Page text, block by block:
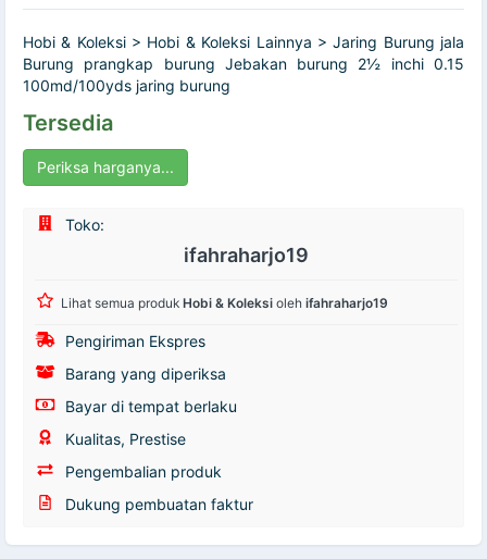
Hobi & Koleksi > Hobi & Koleksi Lainnya > Jaring Burung jala
Burung prangkap burung Jebakan burung 2½ inchi 0.15
100md/100yds jaring burung
Tersedia
Periksa harganya...
Toko:
ifahraharjo19
Lihat semua produk Hobi & Koleksi oleh ifahraharjo19
Pengiriman Ekspres
Barang yang diperiksa
Bayar di tempat berlaku
Kualitas, Prestise
Pengembalian produk
Dukung pembuatan faktur